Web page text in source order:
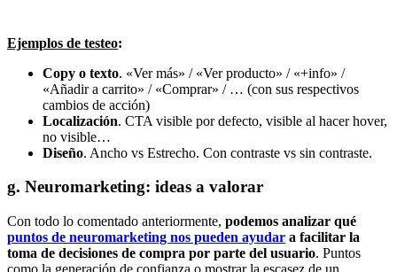
Ejemplos de testeo:
Copy o texto. «Ver más» / «Ver producto» / «+info» /
«Añadir a carrito» / «Comprar» / … (con sus respectivos
cambios de acción)
Localización. CTA visible por defecto, visible al hacer hover,
no visible…
Diseño. Ancho vs Estrecho. Con contraste vs sin contraste.
g. Neuromarketing: ideas a valorar
Con todo lo comentado anteriormente, podemos analizar qué
puntos de neuromarketing nos pueden ayudar a facilitar la
toma de decisiones de compra por parte del usuario. Puntos
como la generación de confianza o mostrar la escasez de un